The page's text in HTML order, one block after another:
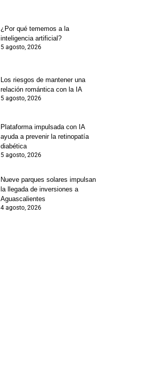
¿Por qué tememos a la
inteligencia artificial?
5 agosto, 2026
Los riesgos de mantener una
relación romántica con la IA
5 agosto, 2026
Plataforma impulsada con IA
ayuda a prevenir la retinopatía
diabética
5 agosto, 2026
Nueve parques solares impulsan
la llegada de inversiones a
Aguascalientes
4 agosto, 2026